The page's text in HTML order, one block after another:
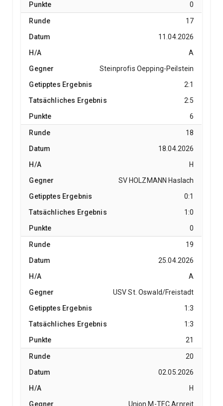
0
17
11.04.2026
A
Steinprofis Oepping-Peilstein
2:1
2:5
6
18
18.04.2026
H
SV HOLZMANN Haslach
0:1
1:0
0
19
25.04.2026
A
USV St. Oswald/Freistadt
1:3
1:3
21
20
02.05.2026
H
Union M-TEC Arnreit